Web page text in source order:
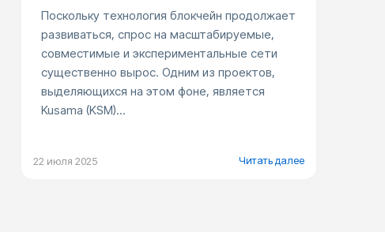
Поскольку технология блокчейн продолжает
развиваться, спрос на масштабируемые,
совместимые и экспериментальные сети
существенно вырос. Одним из проектов,
выделяющихся на этом фоне, является
Kusama (KSM)...
22 июля 2025 Читать далее